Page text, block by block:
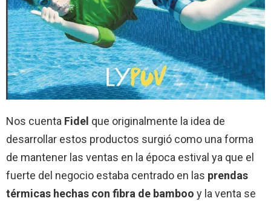
Nos cuenta Fidel que originalmente la idea de
desarrollar estos productos surgió como una forma
de mantener las ventas en la época estival ya que el
fuerte del negocio estaba centrado en las prendas
térmicas hechas con fibra de bamboo y la venta se